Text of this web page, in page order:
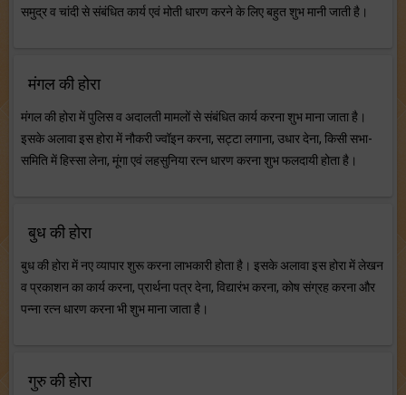
समुद्र व चांदी से संबंधित कार्य एवं मोती धारण करने के लिए बहुत शुभ मानी जाती है।
मंगल की होरा
मंगल की होरा में पुलिस व अदालती मामलों से संबंधित कार्य करना शुभ माना जाता है।
इसके अलावा इस होरा में नौकरी ज्वॉइन करना, सट्टा लगाना, उधार देना, किसी सभा-
समिति में हिस्सा लेना, मूंगा एवं लहसुनिया रत्न धारण करना शुभ फलदायी होता है।
बुध की होरा
बुध की होरा में नए व्यापार शुरू करना लाभकारी होता है। इसके अलावा इस होरा में लेखन
व प्रकाशन का कार्य करना, प्रार्थना पत्र देना, विद्यारंभ करना, कोष संग्रह करना और
पन्ना रत्न धारण करना भी शुभ माना जाता है।
गुरु की होरा